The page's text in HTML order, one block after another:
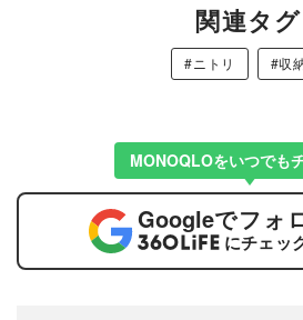
関連タグ
#ニトリ #収
MONOQLOをいつでも
Googleでフォ
にチェッ